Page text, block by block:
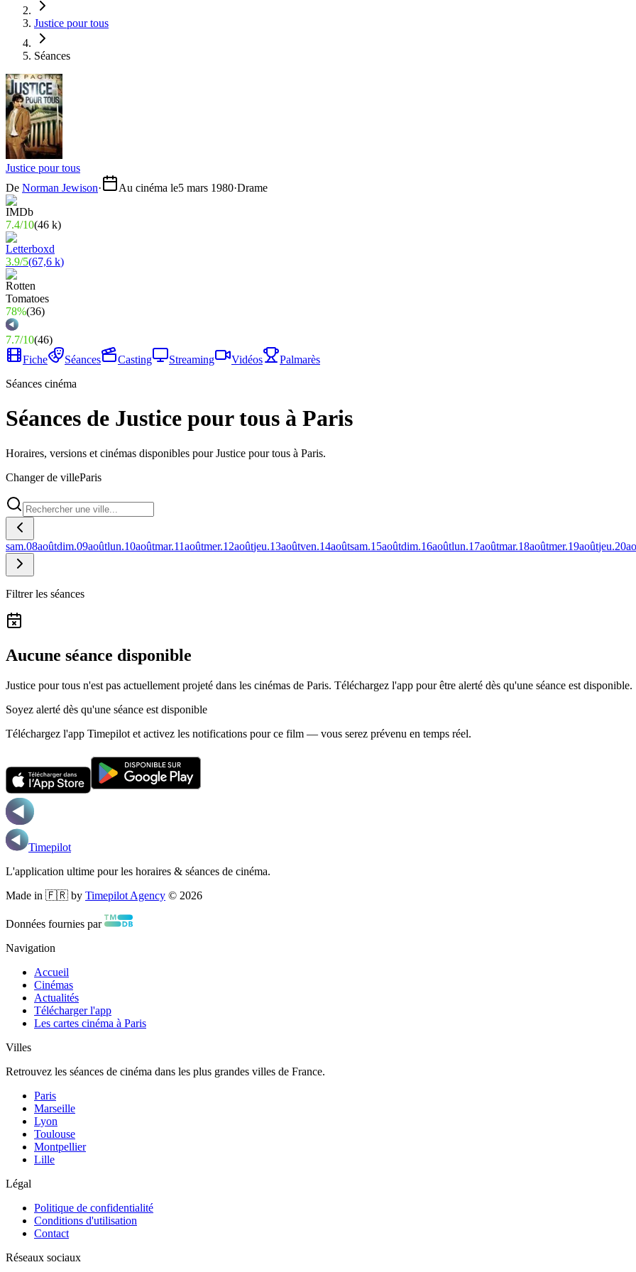
Justice pour tous
Séances
Justice pour tous
De Norman Jewison· Au cinéma le5 mars 1980·Drame
7.4/10(46 k)
3.9/5(67,6 k)
78%(36)
7.7/10(46)
Fiche
Séances Casting Streaming Vidéos
Palmarès
Séances cinéma
Séances de Justice pour tous à Paris
Horaires, versions et cinémas disponibles pour Justice pour tous à Paris.
Changer de villeParis
sam.08aoûtdim.09aoûtlun.10aoûtmar.11aoûtmer.12aoûtjeu.13aoûtven.14aoûtsam.15aoûtdim.16aoûtlun.17aoûtmar.18aoûtmer.19aoûtjeu.20
Filtrer les séances
Aucune séance disponible
Justice pour tous n'est pas actuellement projeté dans les cinémas de Paris. Téléchargez l'app pour être alerté dès qu'une séance est disponible.
Soyez alerté dès qu'une séance est disponible
Téléchargez l'app Timepilot et activez les notifications pour ce film — vous serez prévenu en temps réel.
Timepilot
L'application ultime pour les horaires & séances de cinéma.
Made in 🇫🇷 by Timepilot Agency © 2026
Données fournies par
Navigation
Accueil
Cinémas
Actualités
Télécharger l'app
Les cartes cinéma à Paris
Villes
Retrouvez les séances de cinéma dans les plus grandes villes de France.
Paris
Marseille
Lyon
Toulouse
Montpellier
Lille
Légal
Politique de confidentialité
Conditions d'utilisation
Contact
Réseaux sociaux